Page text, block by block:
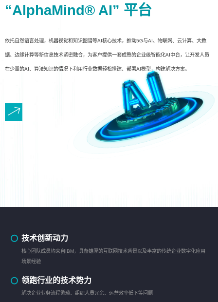
“AlphaMind® AI” 平台
依托自然语言处理，机器视觉和知识图谱等AI核心技术，推动5G与AI、物联网、云计算、大数
据、边缘计算等新信息技术紧密融合，为客户提供一套成熟的企业级智能化AI中台，让开发人员
在少量的AI、算法知识的情况下利用行业数据轻松搭建、部署AI模型，构建解决方案。
技术创新动力
核心团队成员均来自IBM，具备雄厚的互联网技术背景以及丰富的传统企业数字化应用
场景经验
领跑行业的技术势力
解决企业业务流程繁琐、组织人员冗余、运营效率低下等问题